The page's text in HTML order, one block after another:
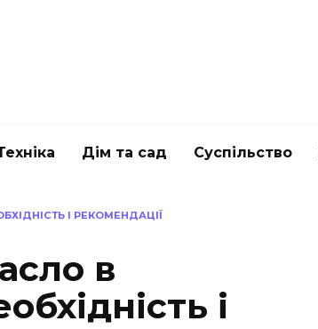
Дім та сад Суспільство
І РЕКОМЕНДАЦІЇ
в
і